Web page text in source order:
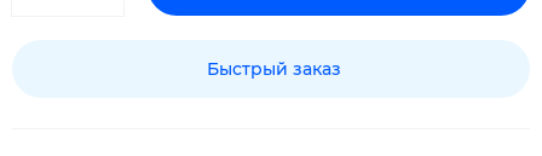
Быстрый заказ